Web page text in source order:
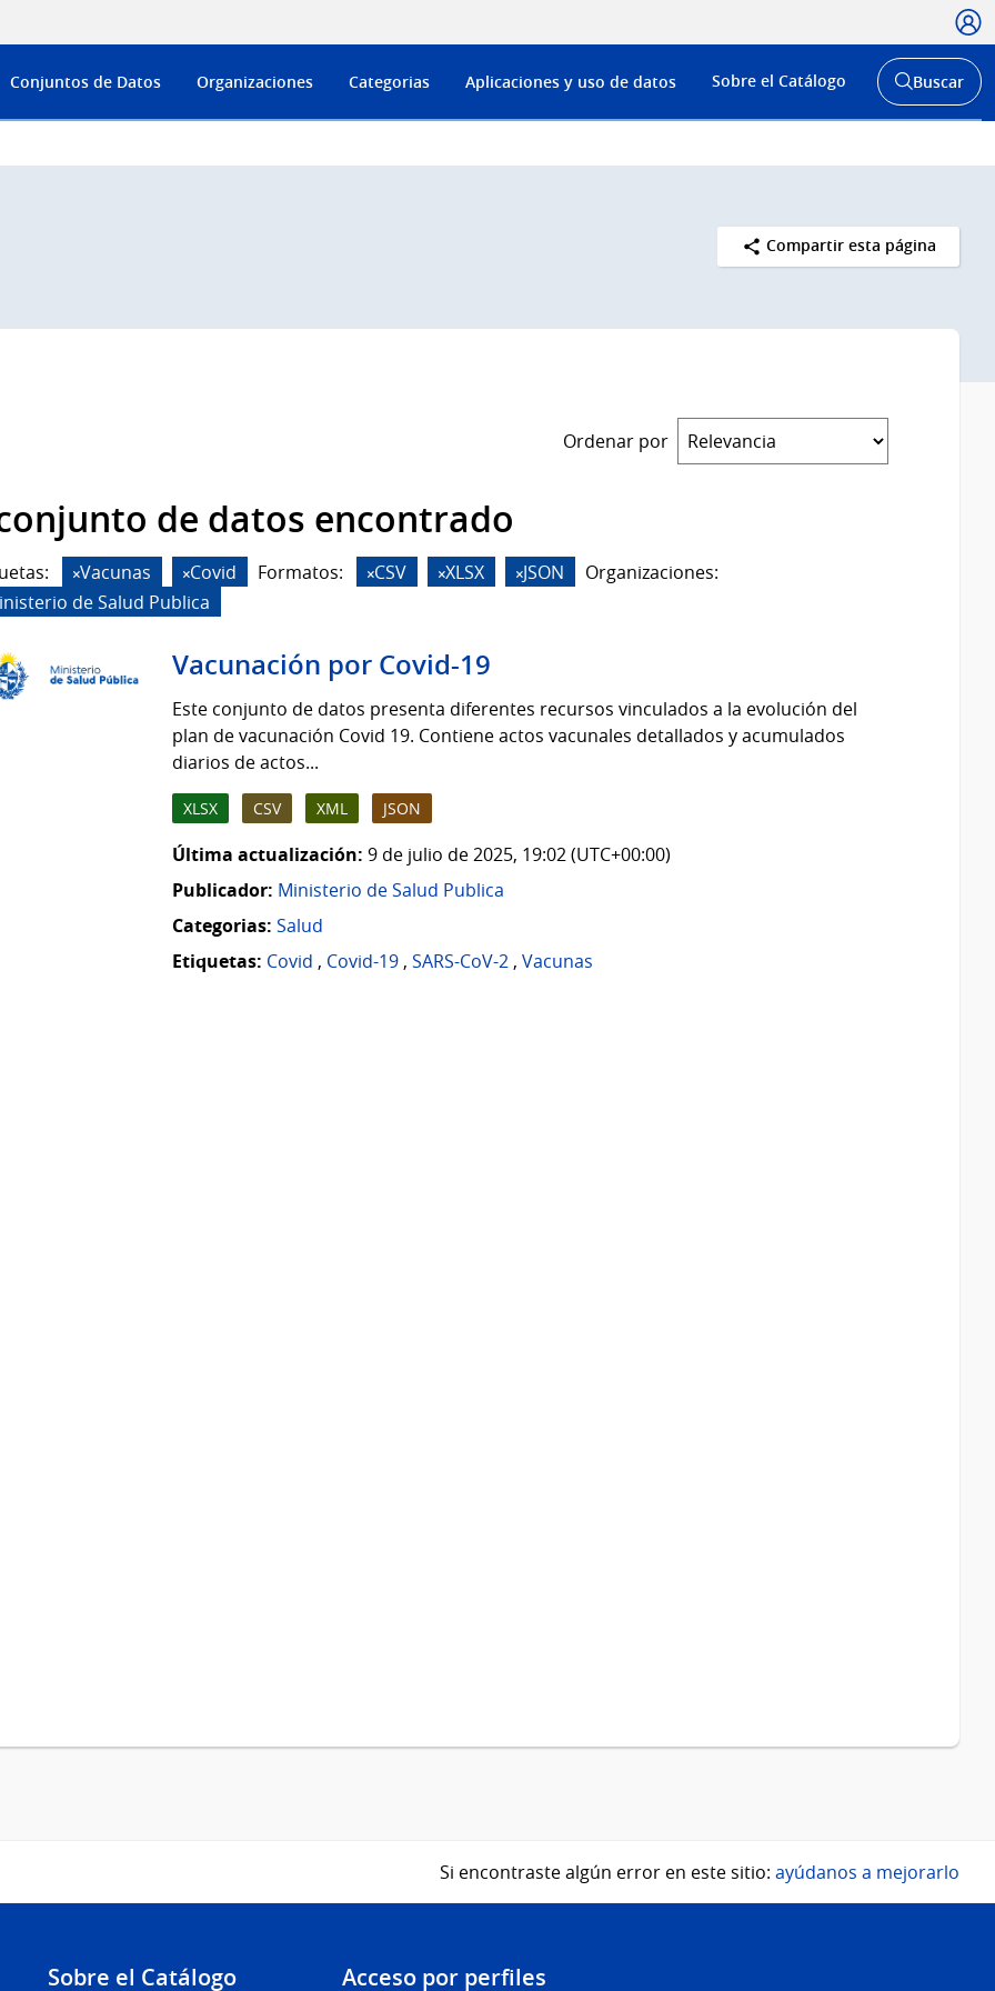
Menú
de
Conjuntos de Datos Organizaciones Categorias Aplicaciones y uso de datos Sobre el Catálogo
Abrir
buscador
Buscar
Compartir esta página
Ordenar por
de datos encontrado
Vacunas Covid Formatos: CSV XLSX JSON
Organizaciones:
de Salud Publica
Vacunación por Covid-19
Este conjunto de datos presenta diferentes recursos vinculados a la evolución del
plan de vacunación Covid 19. Contiene actos vacunales detallados y acumulados
diarios de actos...
XLSX CSV XML JSON
Última actualización: 9 de julio de 2025, 19:02 (UTC+00:00)
Publicador: Ministerio de Salud Publica
Categorias: Salud
Etiquetas: Covid , Covid-19, SARS-CoV-2, Vacunas
Si encontraste algún error en este sitio: ayúdanos a mejorarlo
Sobre el Catálogo Acceso por perfiles